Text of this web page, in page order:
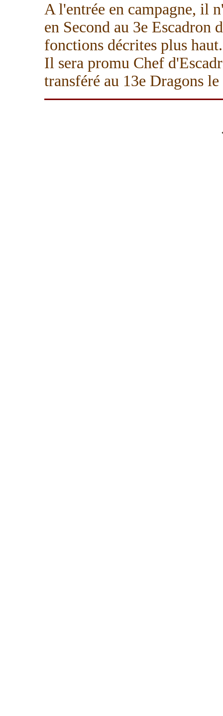
A l'entrée en campagne, il
en Second au 3e Escadron
fonctions décrites plus
Il sera promu Chef
transféré au 13e Dragons